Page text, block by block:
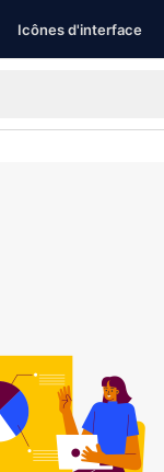
Icônes d'interface